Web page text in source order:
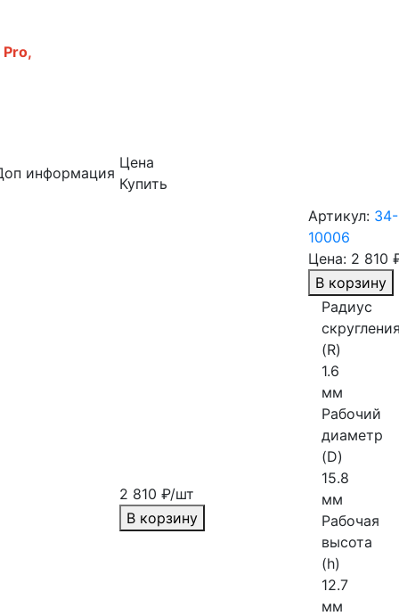
информация
Цена
Купить
2 810 ₽/шт
В корзину
Артикул: 34-
10006
Цена: 2 810
В корзину
Радиус
(R)
1.6
мм
Рабочий
диаметр
(D)
15.8
мм
Рабочая
высота
(h)
12.7
мм